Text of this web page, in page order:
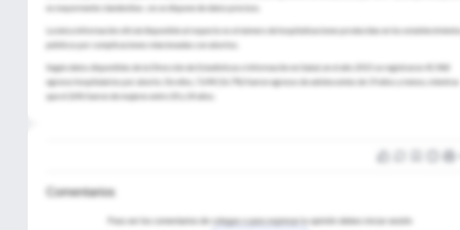
es mayormente clandestina–, no se dispone de datos precisos.
La única información oficial disponible al respecto es el número de hospitalizaciones producidas en los
públicos por complicaciones relacionadas con abortos.
Según datos disponibles de la Dirección de Estadísticas e Información en Salud, en el año 2015 se registraron 45.968
egresos hospitalarios por aborto. De ellos, 7.694 (16.7%) fueron egresos de adolescentes de 19 años y menos, mientras
que el 26% fueron de mujeres entre 20 y 24 años.
Comentarios
Para ver los comentarios de colegas o para expresar tu opinión debes iniciar sesión